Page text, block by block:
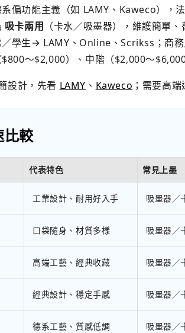
系偏功能主義（如 LAMY、Kaweco）
吸卡兩用 （卡水／吸墨器），維護簡單、
／學生→ LAMY、Online、Scrikss；商
$800～$2,000）、中階（$2,000～
設計，先看 LAMY 、 Kaweco ；需要高
比較
代表特色 常見上墨
工業設計、耐用好入手 吸墨器／
口袋隨身、材質多樣 吸墨器／
高端工藝、經典收藏 吸墨器／
經典設計、穩定手感 吸墨器／
德系工藝、質感低調 吸墨器／